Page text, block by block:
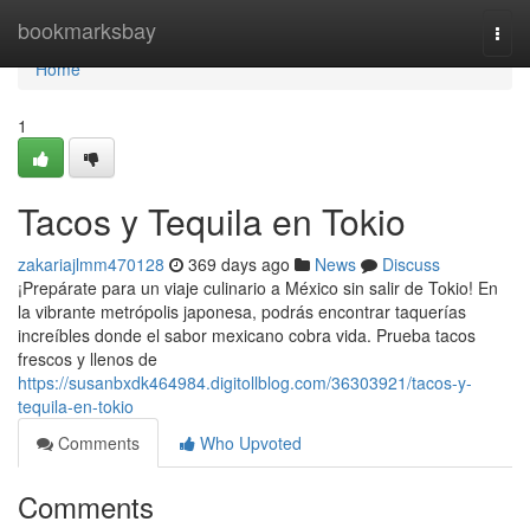
bookmarksbay
Home
Home
1
Tacos y Tequila en Tokio
zakariajlmm470128 369 days ago News
Discuss
¡Prepárate para un viaje culinario a México sin salir de Tokio! En
la vibrante metrópolis japonesa, podrás encontrar taquerías
increíbles donde el sabor mexicano cobra vida. Prueba tacos
frescos y llenos de
https://susanbxdk464984.digitollblog.com/36303921/tacos-y-
tequila-en-tokio
Comments
Who Upvoted
Comments